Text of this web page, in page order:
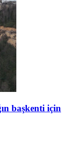
başkenti için